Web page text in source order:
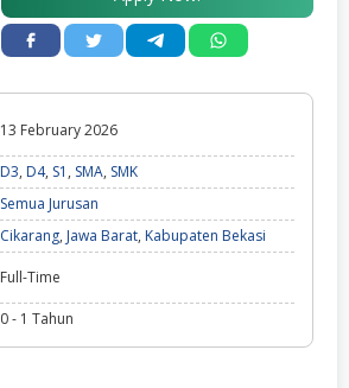
13 February 2026
D3, D4, S1 , SMA, SMK
Semua Jurusan
Cikarang, Jawa Barat, Kabupaten Bekasi
Full-Time
0 - 1 Tahun